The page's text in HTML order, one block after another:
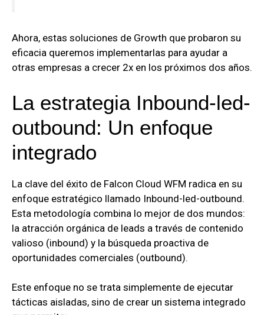
Ahora, estas soluciones de Growth que probaron su
eficacia queremos implementarlas para ayudar a
otras empresas a crecer 2x en los próximos dos años.
La estrategia Inbound-led-
outbound: Un enfoque
integrado
La clave del éxito de Falcon Cloud WFM radica en su
enfoque estratégico llamado Inbound-led-outbound.
Esta metodología combina lo mejor de dos mundos:
la atracción orgánica de leads a través de contenido
valioso (inbound) y la búsqueda proactiva de
oportunidades comerciales (outbound).
Este enfoque no se trata simplemente de ejecutar
tácticas aisladas, sino de crear un sistema integrado